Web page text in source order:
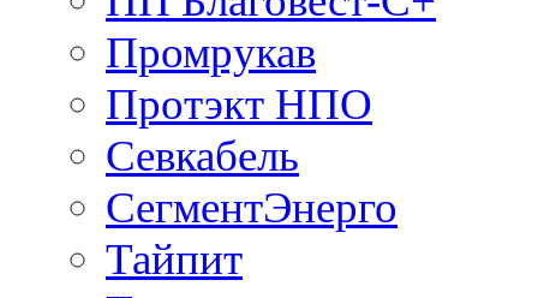
Промрукав
Протэкт НПО
Севкабель
СегментЭнерго
Тайпит